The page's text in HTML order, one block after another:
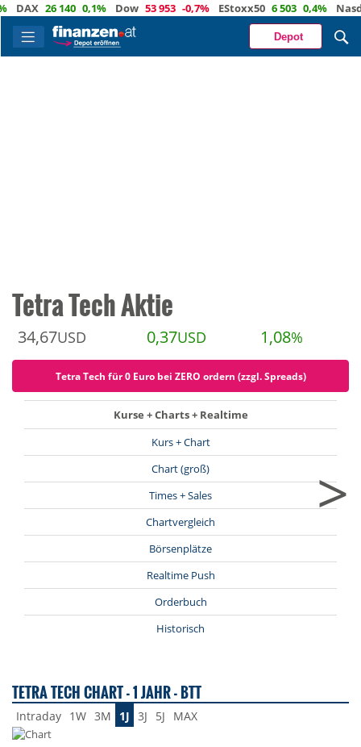
26 140 0,1% Dow 53 953 -0,7% EStoxx50 6 503 0,4% Nasdaq
Depot
Tetra Tech Aktie
34,67USD 0,37USD 1,08%
Tetra Tech für 0 Euro bei ZERO ordern (zzgl. Spreads)
Kurse + Charts + Realtime
Kurs + Chart
Chart (groß)
Times + Sales
Chartvergleich
Börsenplätze
Realtime Push
Orderbuch
Historisch
>
TETRA TECH CHART - 1 JAHR - BTT
Intraday 1W 3M 1J 3J 5J MAX